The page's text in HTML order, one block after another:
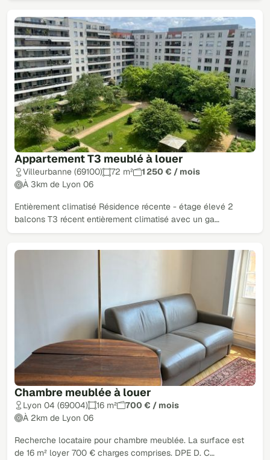
Appartement T3 meublé à louer
Villeurbanne (69100) 72 m²
1 250 € / mois
À 3km de Lyon 06
Entièrement climatisé Résidence récente - étage élevé 2
balcons T3 récent entièrement climatisé avec un ga…
Chambre meublée à louer
Lyon 04 (69004) 16 m²
700 € / mois
À 2km de Lyon 06
Recherche locataire pour chambre meublée. La surface est
de 16 m² loyer 700 € charges comprises. DPE D. C…